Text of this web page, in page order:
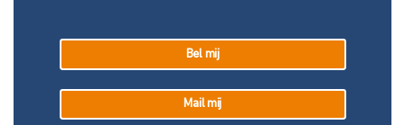
Bel mij
Mail mij